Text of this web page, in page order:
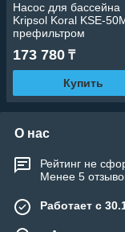
Насос для бассейна
Kripsol Koral KSE-
префильтром
м3/ч, мощность 0,58
220В)
173 780 ₸
Купить
О нас
Рейтинг не
Менее 5
Работает с